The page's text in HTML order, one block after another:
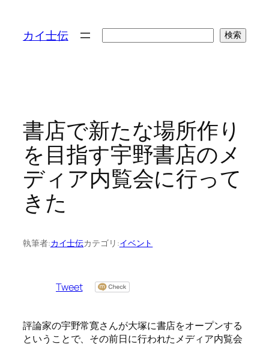
カイ士伝 検索
書店で新たな場所作り
を目指す宇野書店のメ
ディア内覧会に行って
きた
執筆者:カイ士伝カテゴリ:イベント
Tweet
評論家の宇野常寛さんが大塚に書店をオープンする
ということで、その前日に行われたメディア内覧会